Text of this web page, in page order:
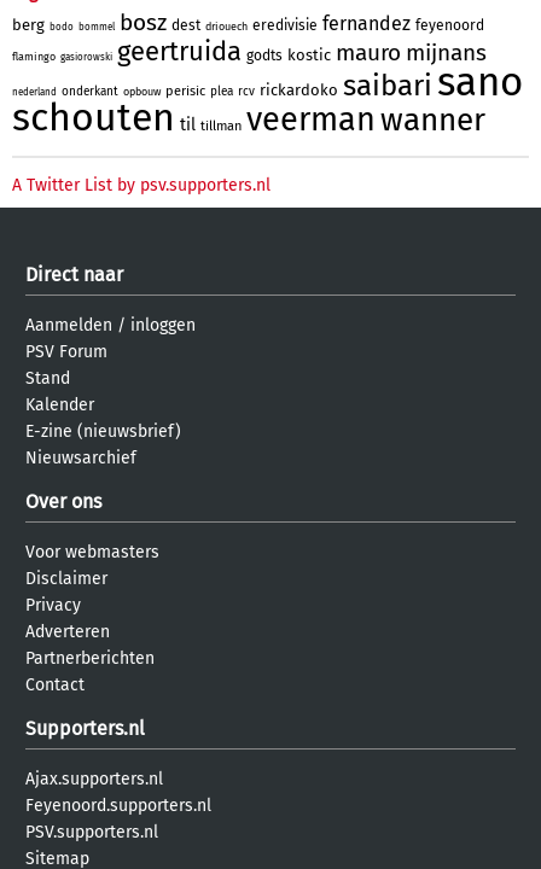
berg bodo bommel bosz dest driouech eredivisie fernandez feyenoord
flamingo gasiorowski geertruida godts kostic mauro mijnans
nederland onderkant opbouw perisic plea rcv rickardoko saibari sano
schouten til tillman veermanwanner
A Twitter List by psv.supporters.nl
Direct naar
Aanmelden / inloggen
PSV Forum
Stand
Kalender
E-zine (nieuwsbrief)
Nieuwsarchief
Over ons
Voor webmasters
Disclaimer
Privacy
Adverteren
Partnerberichten
Contact
Supporters.nl
Ajax.supporters.nl
Feyenoord.supporters.nl
PSV.supporters.nl
Sitemap